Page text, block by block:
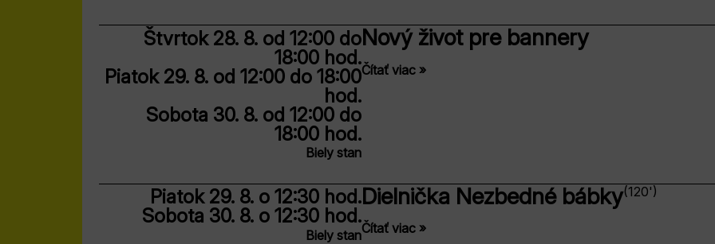
Štvrtok 28. 8.od 12:00 do
18:00 hod.
Piatok 29. 8.od 12:00 do 18:00
hod.
Sobota 30. 8.od 12:00 do
18:00 hod.
Biely stan
Nový život pre bannery
Čítať viac »
Piatok 29. 8.o 12:30 hod.
Sobota 30. 8.o 12:30 hod.
Biely stan
Dielnička Nezbedné bábky(120')
Čítať viac »